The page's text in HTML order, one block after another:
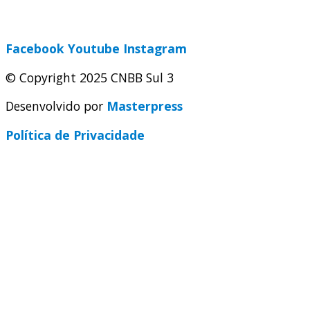
Facebook Youtube Instagram
© Copyright 2025 CNBB Sul 3
Desenvolvido por Masterpress
Política de Privacidade